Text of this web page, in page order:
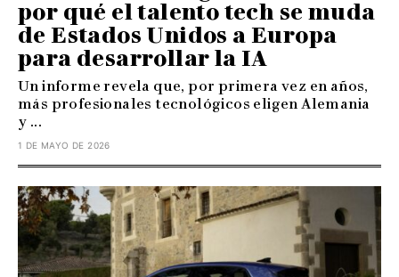
por qué el talento tech se muda
de Estados Unidos a Europa
para desarrollar la IA
Un informe revela que, por primera vez en años,
más profesionales tecnológicos eligen Alemania
y ...
1 DE MAYO DE 2026